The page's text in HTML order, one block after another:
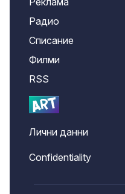
Радио
Списание
Филми
RSS
Лични данни
Confidentiality